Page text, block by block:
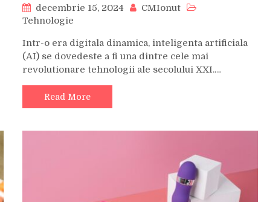
decembrie 15, 2024
CMIonut
Tehnologie
Intr-o era digitala dinamica, inteligenta artificiala
(AI) se dovedeste a fi una dintre cele mai
revolutionare tehnologii ale secolului XXI.…
Read More